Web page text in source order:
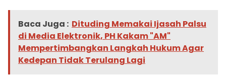
Baca Juga : Dituding Memakai Ijasah Palsu
di Media Elektronik, PH Kakam "AM"
Mempertimbangkan Langkah Hukum Agar
Kedepan Tidak Terulang Lagi